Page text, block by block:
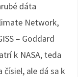
dáta
Network,
– Goddard
k NASA, teda
ale dá sa k